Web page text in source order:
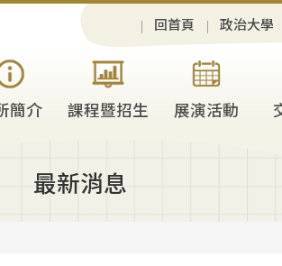
回首頁 政治大學
簡介 課程暨招生 展演活動
最新消息